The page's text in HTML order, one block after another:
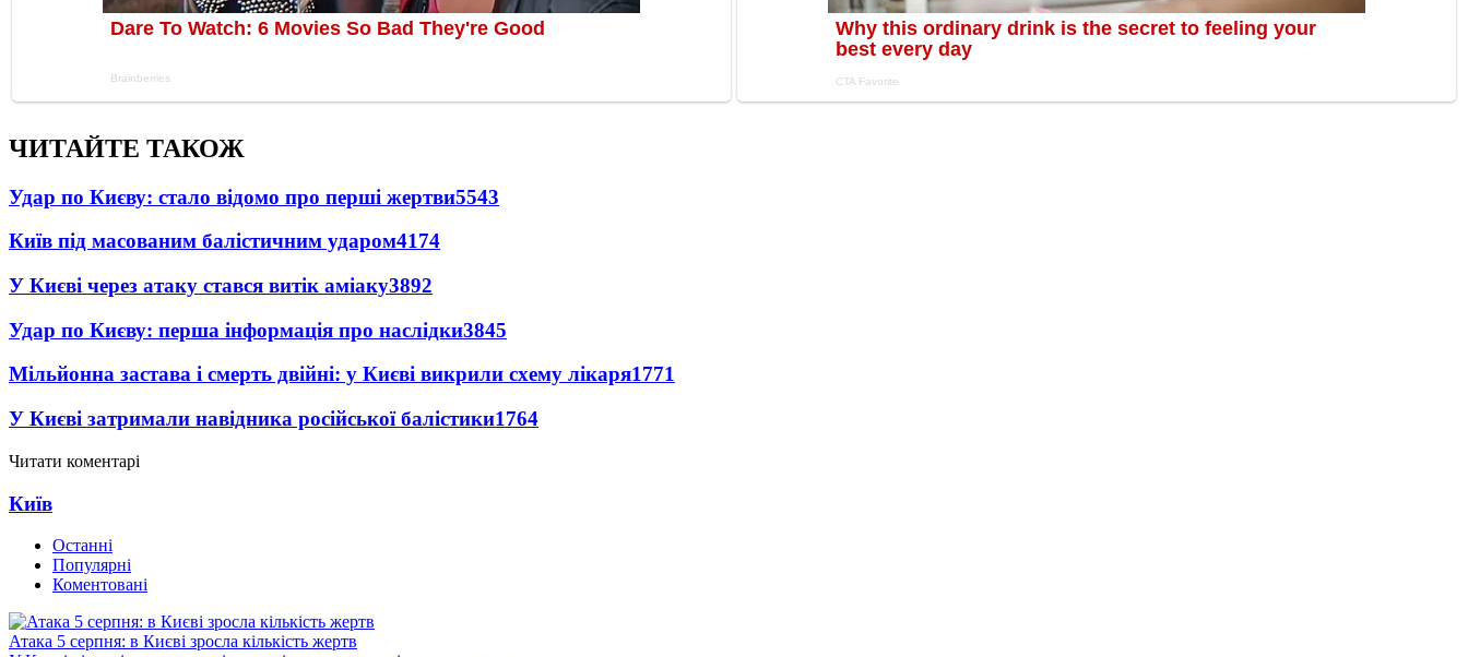
ЧИТАЙТЕ ТАКОЖ
Удар по Києву: стало відомо про перші жертви5543
Київ під масованим балістичним ударом4174
У Києві через атаку стався витік аміаку3892
Удар по Києву: перша інформація про наслідки3845
Мільйонна застава і смерть двійні: у Києві викрили схему лікаря1771
У Києві затримали навідника російської балістики1764
Читати коментарі
Київ
Останні
Популярні
Коментовані
Атака 5 серпня: в Києві зросла кількість жертв